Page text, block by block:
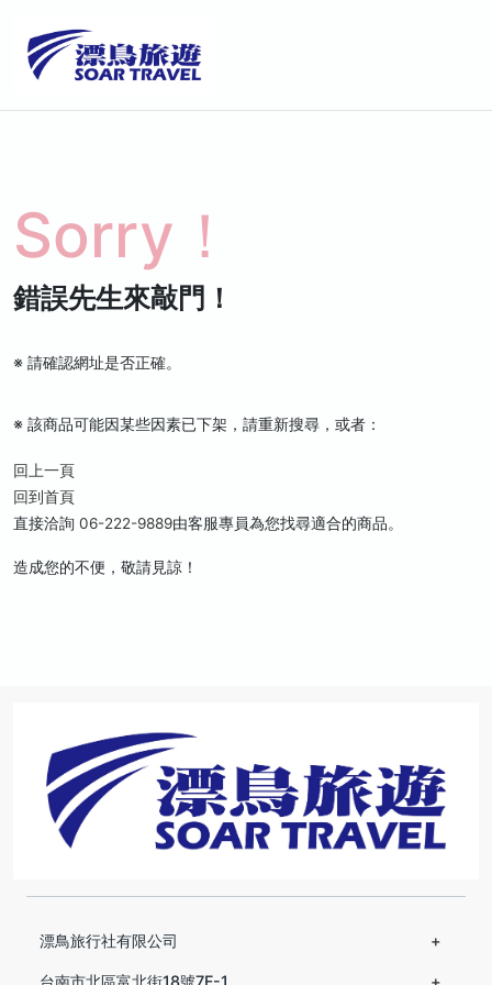
Sorry！
錯誤先生來敲門！
※ 請確認網址是否正確。
※ 該商品可能因某些因素已下架，請重新搜尋，或者：
回上一頁
回到首頁
直接洽詢 06-222-9889由客服專員為您找尋適合的商品。
造成您的不便，敬請見諒！
漂鳥旅行社有限公司